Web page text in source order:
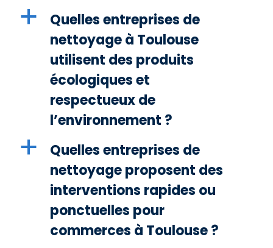
a
Quelles entreprises de
nettoyage à Toulouse
utilisent des produits
écologiques et
respectueux de
l’environnement ?
a
Quelles entreprises de
nettoyage proposent des
interventions rapides ou
ponctuelles pour
commerces à Toulouse ?